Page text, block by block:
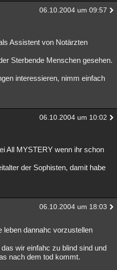
06.10.2004 um 09:57
Assistent von Notärzten
Sterbende Menschen gesehen.
interessieren, nimm einfach
06.10.2004 um 10:02
All MYSTERY wenn ihr schon
der Sophisten, damit habe
06.10.2004 um 18:03
leben dannahc vorzustellen
wir einfahc zu blind sind und
nach dem tod kommt.